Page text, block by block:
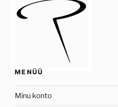
MENÜÜ
Minu konto